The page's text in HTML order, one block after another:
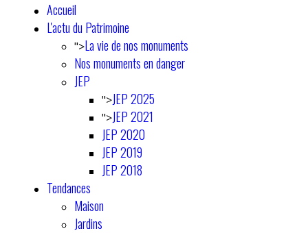
Accueil
L'actu du Patrimoine
">La vie de nos monuments
Nos monuments en danger
JEP
">JEP 2025
">JEP 2021
JEP 2020
JEP 2019
JEP 2018
Tendances
Maison
Jardins